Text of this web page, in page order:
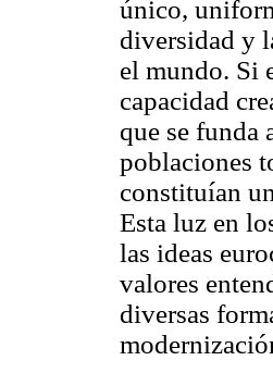
único,
diversidad y
el mundo. Si
capacidad
que se funda
poblaciones
constituían
Esta luz en
las ideas
valores
diversas